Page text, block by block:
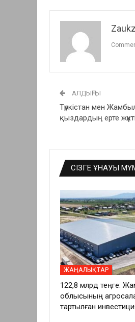
АЛДЫҢҒЫ
Түркістан мен
қыздардың ерте
СІЗГЕ ҰНАУЫ
ЖАҢАЛЫҚТАР
122,8 млрд теңге:
облысының
тартылған